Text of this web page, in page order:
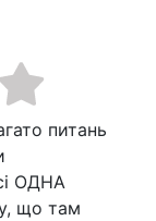
питань
ОДНА
що там